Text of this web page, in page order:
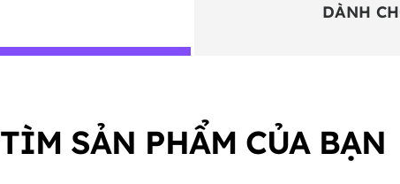
DÀNH
TÌM SẢN PHẨM CỦA BẠN